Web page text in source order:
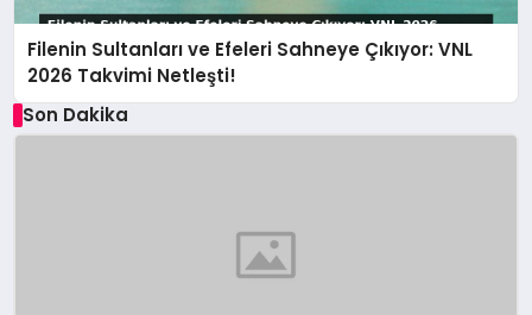
Filenin Sultanları ve Efeleri Sahneye Çıkıyor: VNL
2026 Takvimi Netleşti!
Son Dakika